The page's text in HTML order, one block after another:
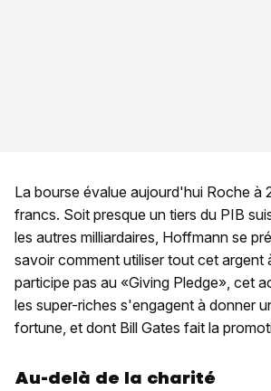
La bourse évalue aujourd'hui Roche à
francs. Soit presque un tiers du PIB
les autres milliardaires, Hoffmann se
savoir comment utiliser tout cet argent
participe pas au «Giving Pledge», cet
les super-riches s'engagent à donner
fortune, et dont Bill Gates fait la
Au-delà de la charité